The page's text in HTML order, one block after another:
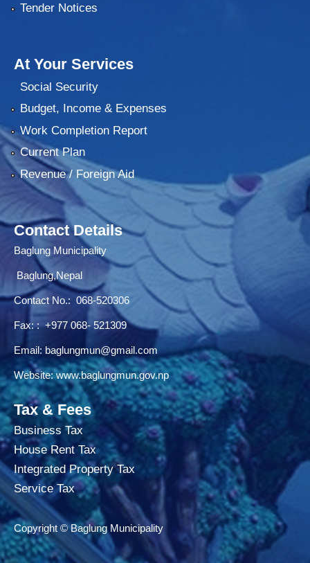
Tender Notices
At Your Services
Social Security
Budget, Income & Expenses
Work Completion Report
Current Plan
Revenue / Foreign Aid
Contact Details
Baglung Municipality
Baglung,Nepal
Contact No.: 068-520306
Fax: : +977 068- 521309
Email: baglungmun@gmail.com
Website:www.baglungmun.gov.np
Tax & Fees
Business Tax
House Rent Tax
Integrated Property Tax
Service Tax
Copyright © Baglung Municipality